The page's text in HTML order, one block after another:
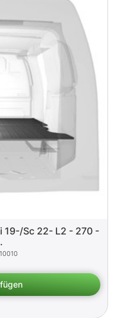
19-/Sc 22- L2 - 270 -